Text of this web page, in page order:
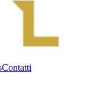
Contatti